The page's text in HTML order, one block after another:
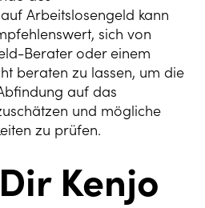
Arbeitslosengeld kann
sich von
Berater oder einem
beraten zu lassen, um die
auf das
und mögliche
zu prüfen.
Kenjo